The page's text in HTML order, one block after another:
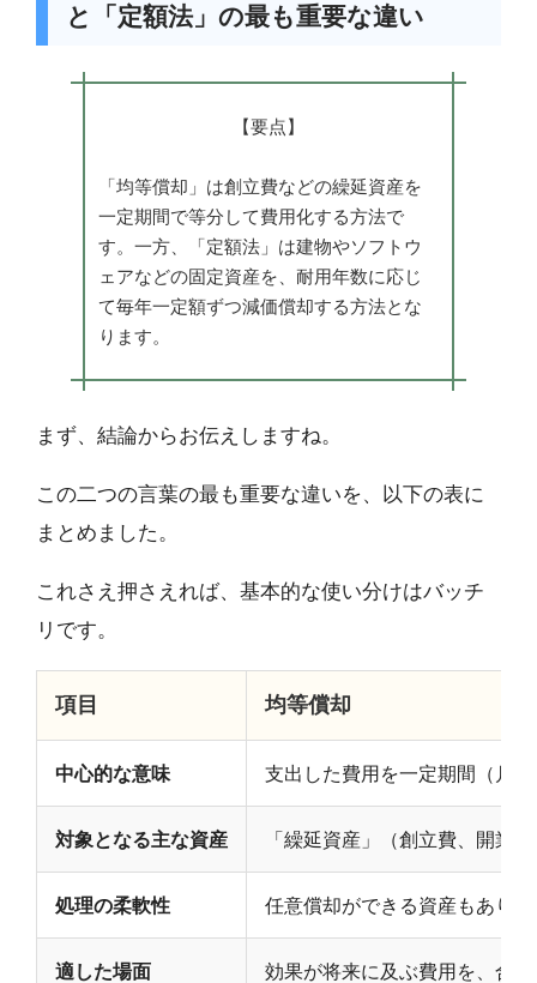
と「定額法」の最も重要な違い
【要点】
「均等償却」は創立費などの繰延資産を
一定期間で等分して費用化する方法で
す。一方、「定額法」は建物やソフトウ
ェアなどの固定資産を、耐用年数に応じ
て毎年一定額ずつ減価償却する方法とな
ります。
まず、結論からお伝えしますね。
この二つの言葉の最も重要な違いを、以下の表に
まとめました。
これさえ押さえれば、基本的な使い分けはバッチ
リです。
項目 均等償却
中心的な意味 支出した費用を一定期間（月
対象となる主な資産 「繰延資産」（創立費、開業
処理の柔軟性 任意償却ができる資産もあり、
適した場面 効果が将来に及ぶ費用を、合